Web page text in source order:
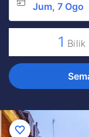
Jum, 7 Ogo
1 Bilik